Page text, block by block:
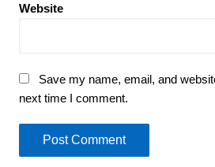
Website
Save my name, email, and
next time I comment.